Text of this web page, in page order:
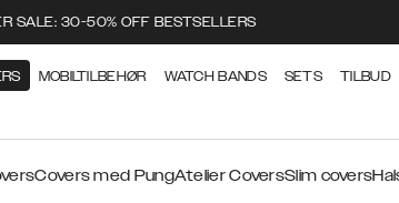
SALE: 30-50% OFF BESTSELLERS
MOBILTILBEHØR WATCH BANDS SETS TILBUD
Covers med PungAtelier CoversSlim covers